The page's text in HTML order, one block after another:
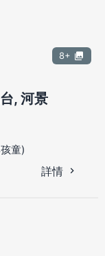
8+
, 河景
童)
詳情